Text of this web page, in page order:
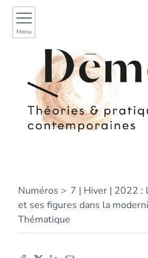
Menu
Numéros
7 | Hiver | 2022 :
et ses figures dans la
Thématique